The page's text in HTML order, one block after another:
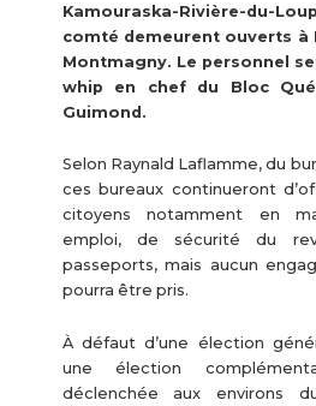
Kamouraska-Rivière-du-
comté demeurent ouverts à
Montmagny. Le personnel
whip en chef du Bloc
Guimond.
Selon Raynald Laflamme, du
ces bureaux continueront
citoyens notamment en
emploi, de sécurité du
passeports, mais aucun
pourra être pris.
À défaut d’une élection
une élection
déclenchée aux environs